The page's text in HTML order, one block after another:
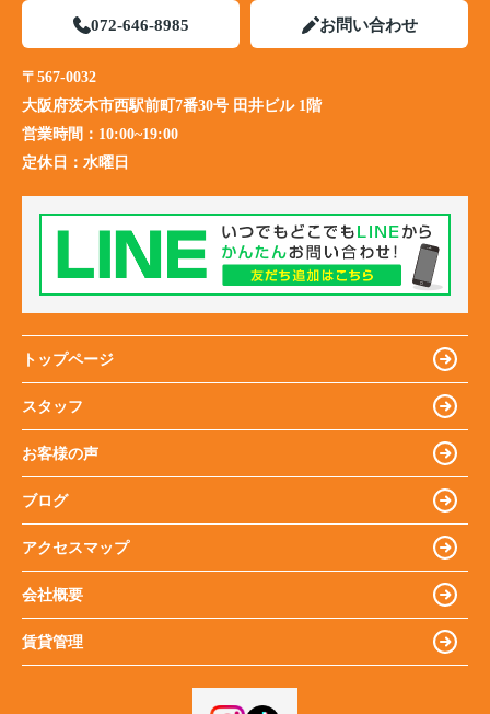
072-646-8985 お問い合わせ
〒567-0032
大阪府茨木市西駅前町7番30号 田井ビル 1階
営業時間： 10:00~19:00
定休日： 水曜日
トップページ
スタッフ
お客様の声
ブログ
アクセスマップ
会社概要
賃貸管理